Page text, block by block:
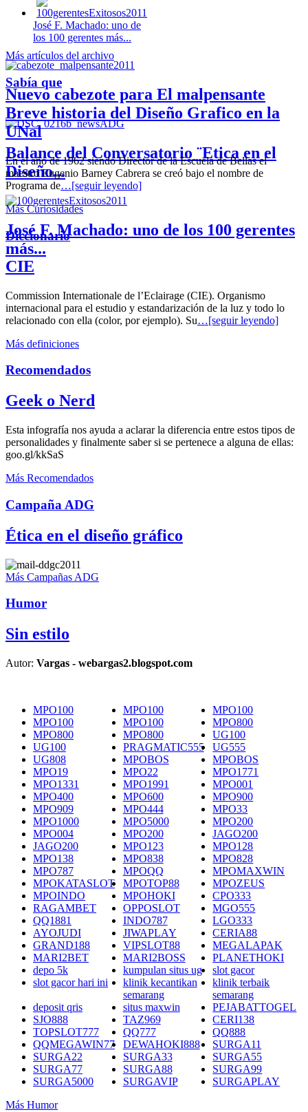
José F. Machado: uno de
los 100 gerentes más...
Nuevo cabezote para El malpensante
Balance del Conversatorio ¨Etica en el
Diseño...
José F. Machado: uno de los 100 gerentes
más...
Más artículos del archivo
Sabía que
Breve historia del Diseño Grafico en la
UNal
En el año de 1962 siendo Director de la Escuela de Bellas el
maestro Eugenio Barney Cabrera se creó bajo el nombre de
Programa de…[seguir leyendo]
Más Curiosidades
Diccionario
CIE
Commission Internationale de l’Eclairage (CIE). Organismo
internacional para el estudio y estandarización de la luz y todo lo
relacionado con ella (color, por ejemplo). Su…[seguir leyendo]
Más definiciones
Recomendados
Geek o Nerd
Esta infografía nos ayuda a aclarar la diferencia entre estos tipos de
personalidades y finalmente saber si se pertenece a alguna de ellas:
goo.gl/kkSaS
Más Recomendados
Campaña ADG
Ética en el diseño gráfico
Más Campañas ADG
Humor
Sin estilo
Autor: Vargas - webargas2.blogspot.com
MPO100 MPO100
MPO100
MPO100
MPO100
MPO800
MPO800
MPO800
UG100
UG100
PRAGMATIC555
UG555
UG808
MPOBOS
MPOBOS
MPO19
MPO22
MPO1771
MPO1331
MPO1991
MPO001
MPO400
MPO600
MPO900
MPO909
MPO444
MPO33
MPO1000
MPO5000
MPO200
MPO004
MPO200
JAGO200
JAGO200
MPO123
MPO128
MPO138
MPO838
MPO828
MPO787
MPOQQ
MPOMAXWIN
MPOKATASLOT
MPOTOP88
MPOZEUS
MPOINDO
MPOHOKI
CPO333
RAGAMBET
OPPOSLOT
MGO555
QQ1881
INDO787
LGO333
AYOJUDI
JIWAPLAY
CERIA88
GRAND188
VIPSLOT88
MEGALAPAK
MARI2BET
MARI2BOSS
PLANETHOKI
depo 5k
kumpulan situs ug
slot gacor
slot gacor hari ini
klinik kecantikan
semarang
klinik terbaik
semarang
deposit qris
situs maxwin
PEJABATTOGEL
SJO888
TAZ969
CERI138
TOPSLOT777
QQ777
QQ888
QQMEGAWIN77
DEWAHOKI888
SURGA11
SURGA22
SURGA33
SURGA55
SURGA77
SURGA88
SURGA99
SURGA5000
SURGAVIP
SURGAPLAY
Más Humor